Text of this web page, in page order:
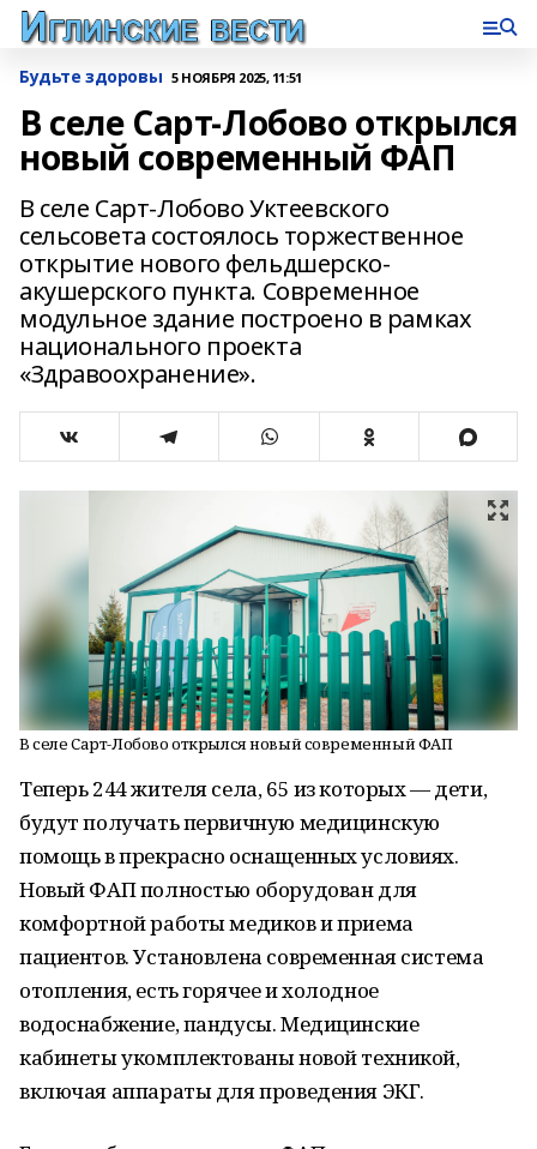
Будьте здоровы 5 НОЯБРЯ 2025, 11:51
В селе Сарт-Лобово открылся
новый современный ФАП
В селе Сарт-Лобово Уктеевского
сельсовета состоялось торжественное
открытие нового фельдшерско-
акушерского пункта. Современное
модульное здание построено в рамках
национального проекта
«Здравоохранение».
В селе Сарт-Лобово открылся новый современный ФАП
Теперь 244 жителя села, 65 из которых — дети,
будут получать первичную медицинскую
помощь в прекрасно оснащенных условиях.
Новый ФАП полностью оборудован для
комфортной работы медиков и приема
пациентов. Установлена современная система
отопления, есть горячее и холодное
водоснабжение, пандусы. Медицинские
кабинеты укомплектованы новой техникой,
включая аппараты для проведения ЭКГ.